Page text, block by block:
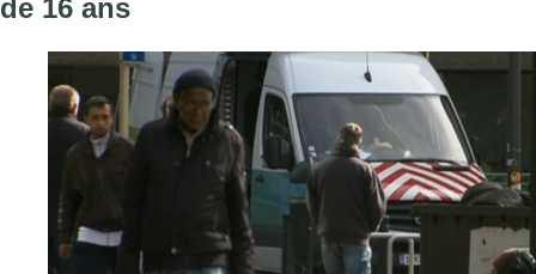
de 16 ans